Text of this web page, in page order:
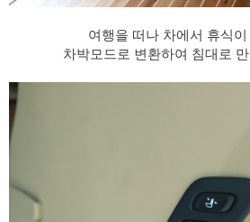
여행을 떠나 차에서 휴식
차박모드로 변환하여 침대로